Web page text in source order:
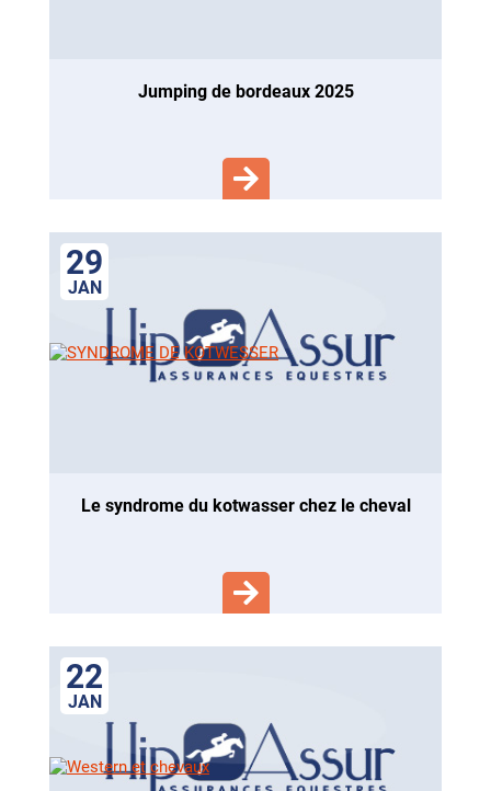
jumping de bordeaux 2025
29
JAN
le syndrome du kotwasser chez le cheval
22
JAN